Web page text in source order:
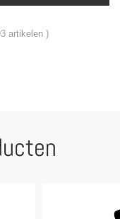
artikelen )